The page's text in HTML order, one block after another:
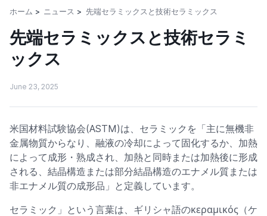
ホーム ニュース 先端セラミックスと技術セラミックス
先端セラミックスと技術セラミ
ックス
June 23, 2025
米国材料試験協会(ASTM)は、セラミックを「主に無機非
金属物質からなり、融液の冷却によって固化するか、加熱
によって成形・熟成され、加熱と同時または加熱後に形成
される、結晶構造または部分結晶構造のエナメル質または
非エナメル質の成形品」と定義しています。
セラミック」という言葉は、ギリシャ語のκεραμικός（ケ